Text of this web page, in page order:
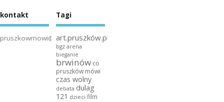
kontakt
pruszkowmowi@gmail.com
Tagi
art.pruszków.pl
bgż arena
bieganie
brwinów co
pruszków mówi
czas wolny
debata dulag
121 dzieci film